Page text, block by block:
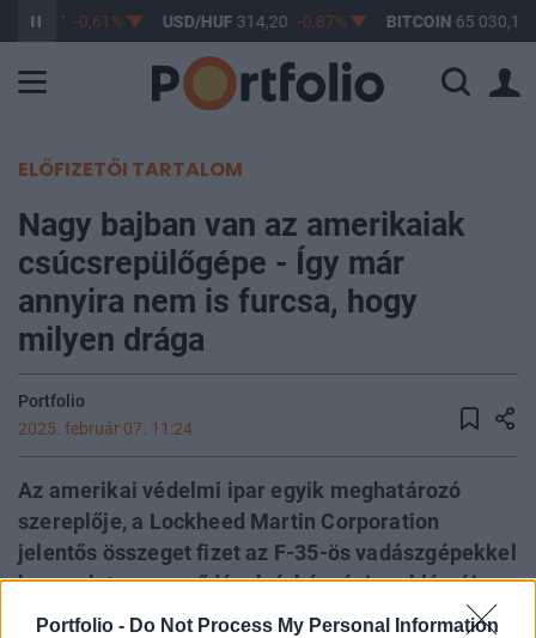
Portfolio - Do Not Process My Personal Information
363,17 -0,61% USD/HUF 314,20 -0,87% BITCOIN 65 030,15
ELŐFIZETŐI TARTALOM
Nagy bajban van az amerikaiak
csúcsrepülőgépe - Így már
annyira nem is furcsa, hogy
milyen drága
Portfolio
2025. február 07. 11:24
Az amerikai védelmi ipar egyik meghatározó
szereplője, a Lockheed Martin Corporation
jelentős összeget fizet az F-35-ös vadászgépekkel
kapcsolatos szerződések árképzési problémái
miatt. A vállalat összesen több mint 41 millió